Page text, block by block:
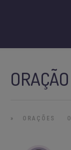
» ORAÇÕES